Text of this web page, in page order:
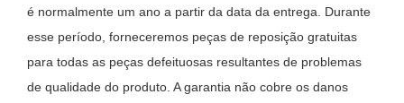
é normalmente um ano a partir da data da entrega. Durante
esse período, forneceremos peças de reposição gratuitas
para todas as peças defeituosas resultantes de problemas
de qualidade do produto. A garantia não cobre os danos